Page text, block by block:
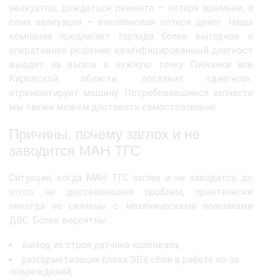
эвакуатор, дождаться ремонта – потеря времени, а
сама эвакуация – внеплановая потеря денег. Наша
компания предлагает гораздо более выгодное и
оперативное решение: квалифицированный диагност
выедет на вызов в нужную точку Пижанки или
Кировской области, поставит «диагноз»,
отремонтирует машину. Потребовавшиеся запчасти
мы также можем доставить самостоятельно.
Причины, почему заглох и не
заводится МАН ТГС
Ситуация, когда МАН ТГС заглох и не заводится, до
этого не доставлявший проблем, практически
никогда не связаны с механическими поломками
ДВС. Более вероятны:
выход из строя датчика коленвала;
разгерметизация блока ЭБУ, сбои в работе из-за
повреждений;